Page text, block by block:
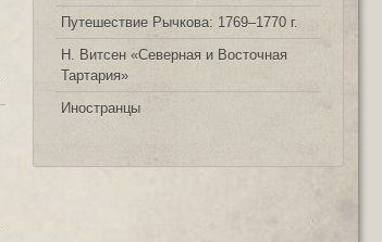
Путешествие Рычкова: 1769‒1770 г.
Н. Витсен «Северная и Восточная
Тартария»
Иностранцы